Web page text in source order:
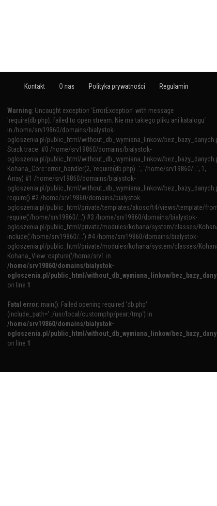
Kontakt O nas Polityka prywatności Regulamin
Warning: Uncaught exception 'ErrorException' with message
'require(db.php): failed to open stream: Nie ma takiego pliku ani katalogu'
in /home/srv19860/domains/bialystok-
ogloszenia.pl/public_html/without_db_wymiana_linkow/
Stack trace: #0 /home/srv19860/domains/bialystok-
ogloszenia.pl/public_html/without_db_wymiana_linkow/
Kohana_Core::error_handler(2, 'require(db.php)...', '/home/srv19860/...', 1,
Array) #1 /home/srv19860/domains/bialystok-
ogloszenia.pl/public_html/without_db_wymiana_linkow/
require() #2 /home/srv19860/domains/bialystok-
ogloszenia.pl/public_html/private/templates/akosoft4/views/template/
require('/home/srv19860/...') #3 /home/srv19860/domains/bialystok-
ogloszenia.pl/public_html/private/modules/kohana/system/classes/
include('/home/srv19860/...') #4 /home/srv19860/domains/bialystok-
ogloszenia.pl/public_html/private/modules/kohana/system/classes/
Kohana_View::capture('/home/srv1 in
/home/srv19860/domains/bialystok-
ogloszenia.pl/public_html/without_db_wymiana_linkow/
on line 1
Fatal error: main(): Failed opening required 'db.php'
(include_path='.:/usr/local/customphp/pear:/tmp') in
/home/srv19860/domains/bialystok-
ogloszenia.pl/public_html/without_db_wymiana_linkow/
on line 1